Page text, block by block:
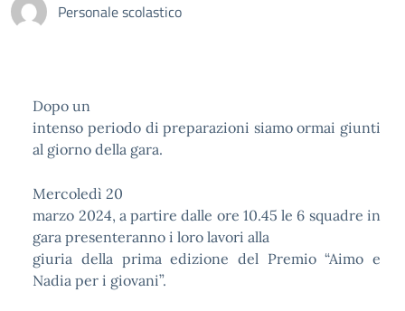
Personale scolastico
Dopo un
intenso periodo di preparazioni siamo ormai giunti
al giorno della gara.
Mercoledì 20
marzo 2024, a partire dalle ore 10.45 le 6 squadre in
gara presenteranno i loro lavori alla
giuria della prima edizione del Premio “Aimo e
Nadia per i giovani”.